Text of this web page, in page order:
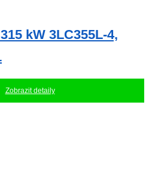
kW 3LC355L-4,
Zobrazit detaily